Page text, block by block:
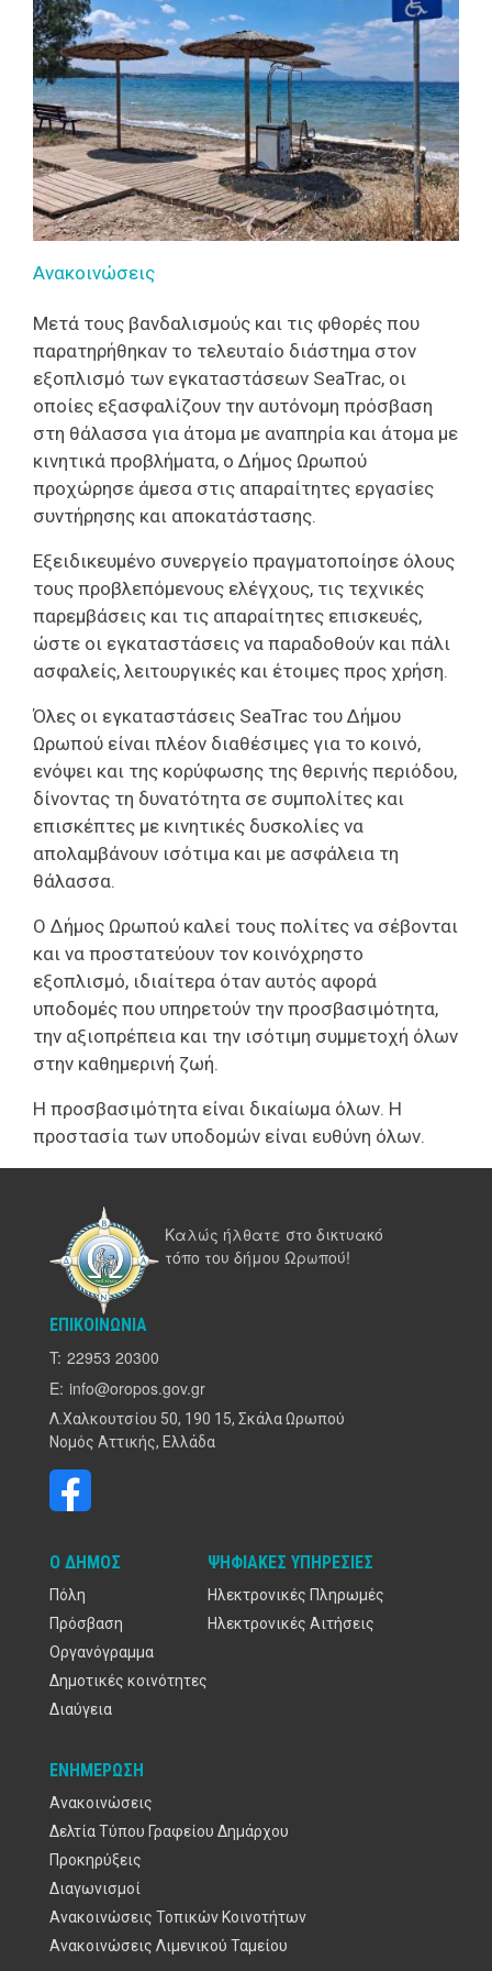
Ανακοινώσεις
Μετά τους βανδαλισμούς και τις φθορές που
παρατηρήθηκαν το τελευταίο διάστημα στον
εξοπλισμό των εγκαταστάσεων SeaTrac, οι
οποίες εξασφαλίζουν την αυτόνομη πρόσβαση
στη θάλασσα για άτομα με αναπηρία και άτομα με
κινητικά προβλήματα, ο Δήμος Ωρωπού
προχώρησε άμεσα στις απαραίτητες εργασίες
συντήρησης και αποκατάστασης.
Εξειδικευμένο συνεργείο πραγματοποίησε όλους
τους προβλεπόμενους ελέγχους, τις τεχνικές
παρεμβάσεις και τις απαραίτητες επισκευές,
ώστε οι εγκαταστάσεις να παραδοθούν και πάλι
ασφαλείς, λειτουργικές και έτοιμες προς χρήση.
Όλες οι εγκαταστάσεις SeaTrac του Δήμου
Ωρωπού είναι πλέον διαθέσιμες για το κοινό,
ενόψει και της κορύφωσης της θερινής περιόδου,
δίνοντας τη δυνατότητα σε συμπολίτες και
επισκέπτες με κινητικές δυσκολίες να
απολαμβάνουν ισότιμα και με ασφάλεια τη
θάλασσα.
Ο Δήμος Ωρωπού καλεί τους πολίτες να σέβονται
και να προστατεύουν τον κοινόχρηστο
εξοπλισμό, ιδιαίτερα όταν αυτός αφορά
υποδομές που υπηρετούν την προσβασιμότητα,
την αξιοπρέπεια και την ισότιμη συμμετοχή όλων
στην καθημερινή ζωή.
Η προσβασιμότητα είναι δικαίωμα όλων. Η
προστασία των υποδομών είναι ευθύνη όλων.
Καλώς ήλθατε στο δικτυακό
τόπο του δήμου Ωρωπού!
ΕΠΙΚΟΙΝΩΝΊΑ
T: 22953 20300
E: info@oropos.gov.gr
Λ.Χαλκουτσίου 50, 190 15, Σκάλα Ωρωπού
Νομός Αττικής, Ελλάδα
Ο ΔΉΜΟΣ
Πόλη
Πρόσβαση
Οργανόγραμμα
Δημοτικές κοινότητες
Διαύγεια
ΨΗΦΙΑΚΈΣ ΥΠΗΡΕΣΊΕΣ
Ηλεκτρονικές Πληρωμές
Ηλεκτρονικές Αιτήσεις
ΕΝΗΜΈΡΩΣΗ
Ανακοινώσεις
Δελτία Τύπου Γραφείου Δημάρχου
Προκηρύξεις
Διαγωνισμοί
Ανακοινώσεις Τοπικών Κοινοτήτων
Ανακοινώσεις Λιμενικού Ταμείου